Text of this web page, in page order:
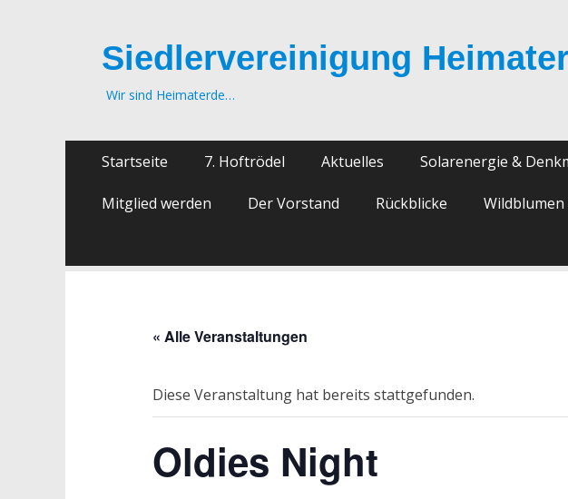
Siedlervereinigung
Wir sind Heimaterde…
Primäres
Inhalt
springen
Startseite 7. Hoftrödel Aktuelles Solarenergie &
Mitglied werden Der Vorstand Rückblicke
« Alle Veranstaltungen
Diese Veranstaltung hat bereits stattgefunden.
Oldies Night